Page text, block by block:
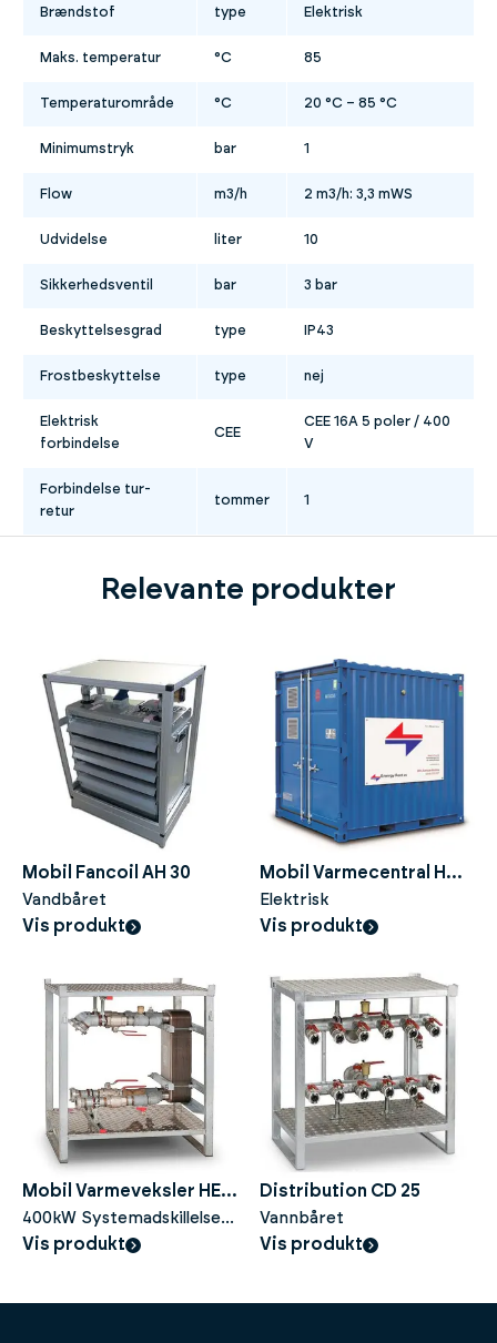
Brændstof type Elektrisk
Maks. temperatur °C 85
Temperaturområde °C 20 °C – 85 °C
Minimumstryk bar 1
Flow m3/h 2 m3/h: 3,3 mWS
Udvidelse liter 10
Sikkerhedsventil bar 3 bar
Beskyttelsesgrad type IP43
Frostbeskyttelse type nej
Elektrisk
forbindelse
CEE
CEE 16A 5 poler / 400
V
Forbindelse tur-
retur
tommer 1
Relevante produkter
Mobil Fancoil AH 30
Vandbåret
Vis produkt
Mobil Varmecentral HC
260 EL
Elektrisk
Vis produkt
Mobil Varmeveksler HE
400
400kW Systemadskillelse -
Midlertidig Opvarmning
Vis produkt
Distribution CD 25
Vannbåret
Vis produkt